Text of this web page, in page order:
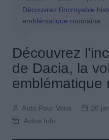
Découvrez l’incroyable
emblématique roumaine
Découvrez
de Dacia, la
emblématique
Auto Pour Vous 26
Actus Info